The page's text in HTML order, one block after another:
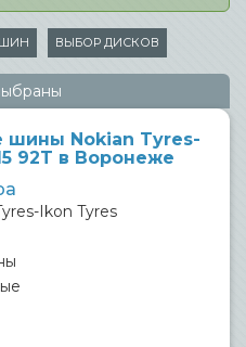
ВЫБОР ДИСКОВ
Nokian Tyres-
92T в Воронеже
Ikon Tyres